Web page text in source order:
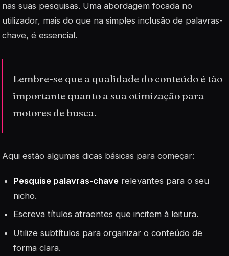
nas suas pesquisas. Uma abordagem focada no
utilizador, mais do que na simples inclusão de palavras-
chave, é essencial.
Lembre-se que a qualidade do conteúdo é tão
importante quanto a sua otimização para
motores de busca.
Aqui estão algumas dicas básicas para começar:
Pesquise palavras-chave relevantes para o seu
nicho.
Escreva títulos atraentes que incitem à leitura.
Utilize subtítulos para organizar o conteúdo de
forma clara.